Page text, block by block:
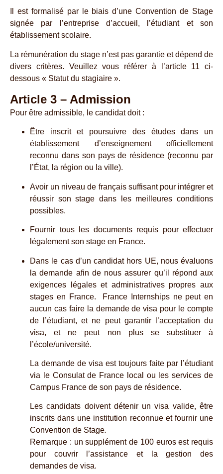
Il est formalisé par le biais d’une Convention de Stage
signée par l’entreprise d’accueil, l’étudiant et son
établissement scolaire.
La rémunération du stage n’est pas garantie et dépend de
divers critères. Veuillez vous référer à l’article 11 ci-
dessous « Statut du stagiaire ».
Article 3 – Admission
Pour être admissible, le candidat doit :
Être inscrit et poursuivre des études dans un
établissement d’enseignement officiellement
reconnu dans son pays de résidence (reconnu par
l’État, la région ou la ville).
Avoir un niveau de français suffisant pour intégrer et
réussir son stage dans les meilleures conditions
possibles.
Fournir tous les documents requis pour effectuer
légalement son stage en France.
Dans le cas d’un candidat hors UE, nous évaluons
la demande afin de nous assurer qu’il répond aux
exigences légales et administratives propres aux
stages en France. France Internships ne peut en
aucun cas faire la demande de visa pour le compte
de l’étudiant, et ne peut garantir l’acceptation du
visa, et ne peut non plus se substituer à
l’école/université.
La demande de visa est toujours faite par l’étudiant
via le Consulat de France local ou les services de
Campus France de son pays de résidence.
Les candidats doivent détenir un visa valide, être
inscrits dans une institution reconnue et fournir une
Convention de Stage.
Remarque : un supplément de 100 euros est requis
pour couvrir l’assistance et la gestion des
demandes de visa.